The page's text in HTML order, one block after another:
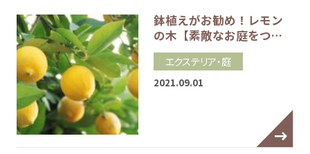
鉢植えがお勧め！レモン
の木【素敵なお庭をつ…
エクステリア・庭
2021.09.01